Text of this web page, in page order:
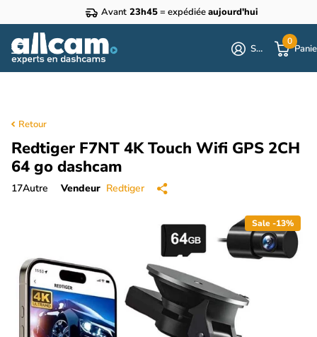
Avant 23h45= expédiéeaujourd'hui
S'identifier
0
Retour
Redtiger F7NT 4K Touch Wifi GPS 2CH
64 go dashcam
17Autre Vendeur Redtiger
Sale -13%